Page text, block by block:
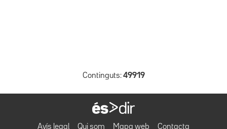
Continguts: 49919
Avís legal Qui som Mapa web Contacta